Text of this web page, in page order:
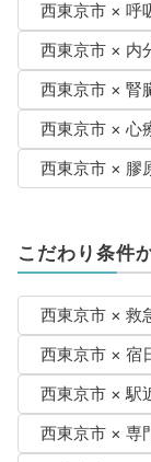
西東京市 × 呼
西東京市 × 内
西東京市 × 腎
西東京市 × 心
西東京市 × 膠
こだわり条件
西東京市 × 救
西東京市 × 宿
西東京市 × 駅
西東京市 × 専